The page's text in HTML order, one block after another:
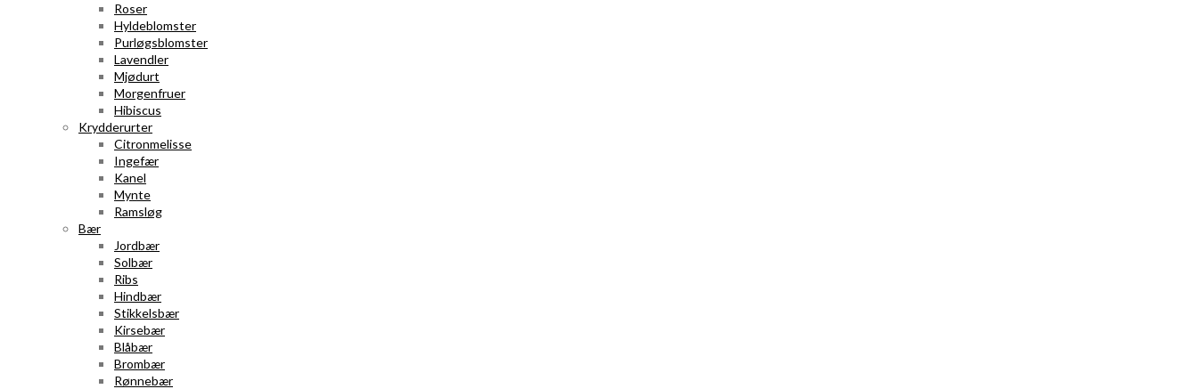
Roser
Hyldeblomster
Purløgsblomster
Lavendler
Mjødurt
Morgenfruer
Hibiscus
Krydderurter
Citronmelisse
Ingefær
Kanel
Mynte
Ramsløg
Bær
Jordbær
Solbær
Ribs
Hindbær
Stikkelsbær
Kirsebær
Blåbær
Brombær
Rønnebær